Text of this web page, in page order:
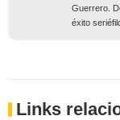
Guerrero.
éxito
Links